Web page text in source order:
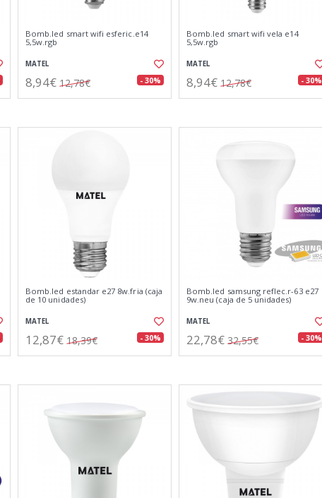
Bomb.led smart wifi esferic.e14
5,5w.rgb
MATEL
8,94€ 12,78€ - 30%
Bomb.led smart wifi vela e14
5,5w.rgb
MATEL
8,94€ 12,78€ - 30%
Bomb.led estandar e27 8w.fria (caja
de 10 unidades)
MATEL
12,87€ 18,39€ - 30%
Bomb.led samsung reflec.r-63 e27
9w.neu (caja de 5 unidades)
MATEL
22,78€ 32,55€ - 30%